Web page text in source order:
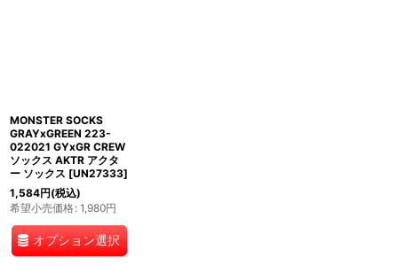
MONSTER SOCKS
GRAYxGREEN 223-
022021 GYxGR CREW
ソックス AKTR アクタ
ー ソックス [UN27333]
1,584円(税込)
希望小売価格: 1,980円
オプション選択